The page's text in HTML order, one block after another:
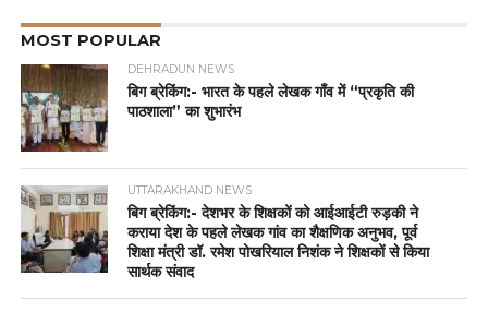
MOST POPULAR
DEHRADUN NEWS
बिग ब्रेकिंग:- भारत के पहले लेखक गाँव में “प्रकृति की
पाठशाला” का शुभारंभ
UTTARAKHAND NEWS
बिग ब्रेकिंग:- देशभर के शिक्षकों को आईआईटी रुड़की ने
कराया देश के पहले लेखक गांव का शैक्षणिक अनुभव, पूर्व
शिक्षा मंत्री डॉ. रमेश पोखरियाल निशंक ने शिक्षकों से किया
सार्थक संवाद